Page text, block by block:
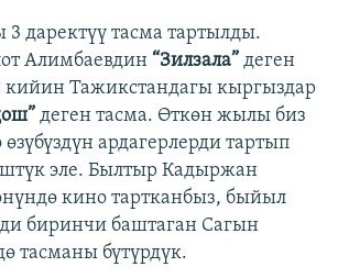
даректүү тасма тартылды.
Алимбаевдин “Зилзала” деген
Тажикстандагы кыргыздар
деген тасма. Өткөн жылы биз
өзүбүздүн ардагерлерди тартып
эле. Былтыр Кадыржан
кино тартканбыз, быйыл
биринчи баштаган Сагын
тасманы бүтүрдүк.